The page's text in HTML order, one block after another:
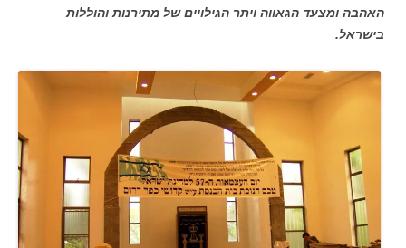
האהבה ומצעד הגאווה ויתר הגילויים של מתירנות והוללות
בישראל.